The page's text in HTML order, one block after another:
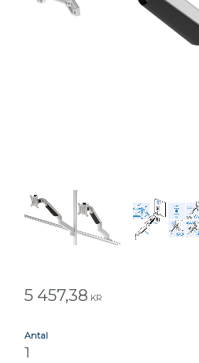
5 457,38 KR
Antal